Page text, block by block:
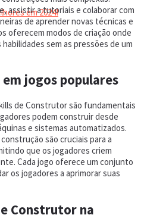
em 2024!
assistir a tutoriais e colaborar com
de aprender novas técnicas e
oferecem modos de criação onde
sem as pressões de um
jogos populares
de Construtor são fundamentais
podem construir desde
e sistemas automatizados.
são cruciais para a
que os jogadores criem
Cada jogo oferece um conjunto
os jogadores a aprimorar suas
Construtor na